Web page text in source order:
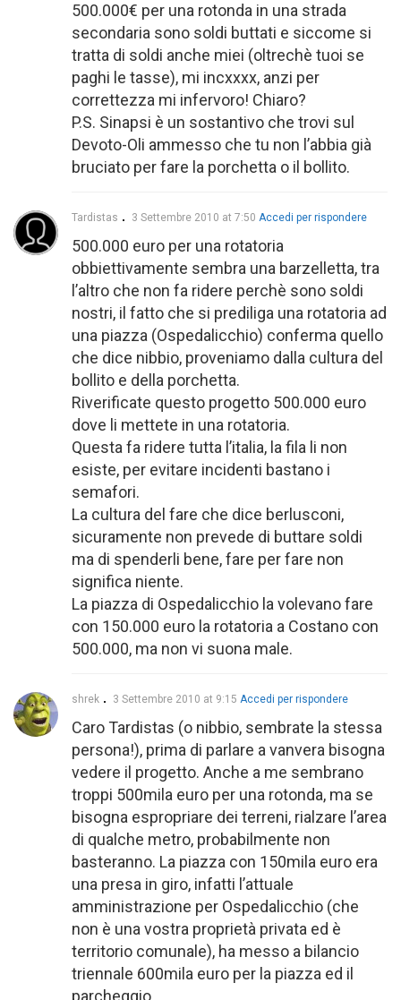
500.000€ per una rotonda in una strada
secondaria sono soldi buttati e siccome si
tratta di soldi anche miei (oltrechè tuoi se
paghi le tasse), mi incxxxx, anzi per
correttezza mi infervoro! Chiaro?
P.S. Sinapsi è un sostantivo che trovi sul
Devoto-Oli ammesso che tu non l’abbia già
bruciato per fare la porchetta o il bollito.
Tardistas 3 Settembre 2010 at 7:50 Accedi per rispondere
500.000 euro per una rotatoria
obbiettivamente sembra una barzelletta, tra
l’altro che non fa ridere perchè sono soldi
nostri, il fatto che si prediliga una rotatoria ad
una piazza (Ospedalicchio) conferma quello
che dice nibbio, proveniamo dalla cultura del
bollito e della porchetta.
Riverificate questo progetto 500.000 euro
dove li mettete in una rotatoria.
Questa fa ridere tutta l’italia, la fila li non
esiste, per evitare incidenti bastano i
semafori.
La cultura del fare che dice berlusconi,
sicuramente non prevede di buttare soldi
ma di spenderli bene, fare per fare non
significa niente.
La piazza di Ospedalicchio la volevano fare
con 150.000 euro la rotatoria a Costano con
500.000, ma non vi suona male.
shrek 3 Settembre 2010 at 9:15 Accedi per rispondere
Caro Tardistas (o nibbio, sembrate la stessa
persona!), prima di parlare a vanvera bisogna
vedere il progetto. Anche a me sembrano
troppi 500mila euro per una rotonda, ma se
bisogna espropriare dei terreni, rialzare l’area
di qualche metro, probabilmente non
basteranno. La piazza con 150mila euro era
una presa in giro, infatti l’attuale
amministrazione per Ospedalicchio (che
non è una vostra proprietà privata ed è
territorio comunale), ha messo a bilancio
triennale 600mila euro per la piazza ed il
parcheggio.